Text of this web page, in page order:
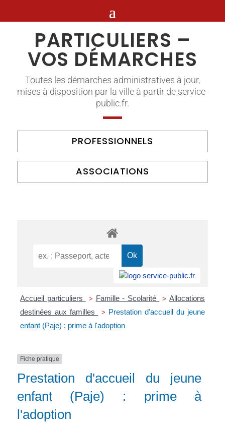
PARTICULIERS –
VOS DÉMARCHES
Toutes les démarches administratives à jour,
mises à disposition par la ville à partir de service-
public.fr.
PROFESSIONNELS
ASSOCIATIONS
Accueil particuliers > Famille - Scolarité > Allocations
destinées aux familles
> Prestation d'accueil du jeune
enfant (Paje) : prime à l'adoption
Fiche pratique
Prestation d'accueil du jeune
enfant (Paje) : prime à
l'adoption